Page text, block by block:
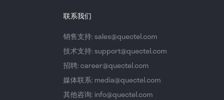
联系我们
销售支持: sales@quectel.com
技术支持: support@quectel.com
招聘: career@quectel.com
媒体联系: media@quectel.com
其他咨询: info@quectel.com